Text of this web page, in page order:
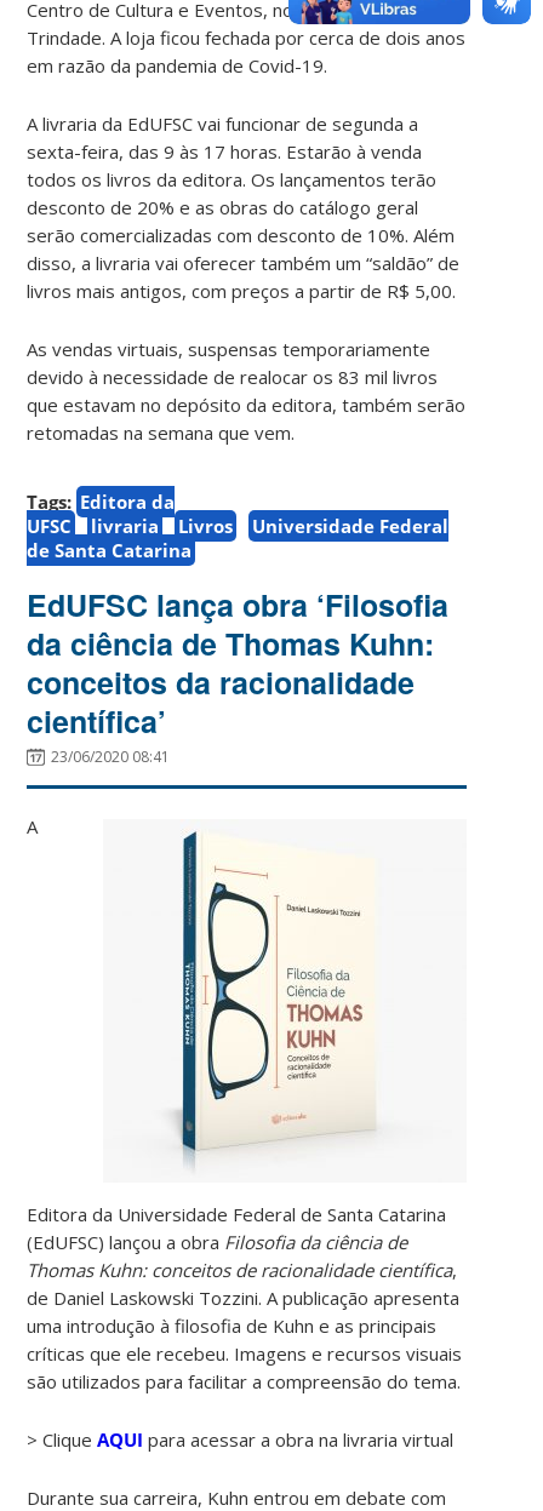
Centro de Cultura e Eventos, no campus da
Trindade. A loja ficou fechada por cerca de dois anos
em razão da pandemia de Covid-19.
A livraria da EdUFSC vai funcionar de segunda a
sexta-feira, das 9 às 17 horas. Estarão à venda
todos os livros da editora. Os lançamentos terão
desconto de 20% e as obras do catálogo geral
serão comercializadas com desconto de 10%. Além
disso, a livraria vai oferecer também um “saldão” de
livros mais antigos, com preços a partir de R$ 5,00.
As vendas virtuais, suspensas temporariamente
devido à necessidade de realocar os 83 mil livros
que estavam no depósito da editora, também serão
retomadas na semana que vem.
Tags: Editora da
UFSC
livraria Livros
Universidade Federal
de Santa Catarina
EdUFSC lança obra ‘Filosofia
da ciência de Thomas Kuhn:
conceitos da racionalidade
científica’
23/06/2020 08:41
A
Editora da Universidade Federal de Santa Catarina
(EdUFSC) lançou a obra Filosofia da ciência de
Thomas Kuhn: conceitos de racionalidade científica,
de Daniel Laskowski Tozzini. A publicação apresenta
uma introdução à filosofia de Kuhn e as principais
críticas que ele recebeu. Imagens e recursos visuais
são utilizados para facilitar a compreensão do tema.
> CliqueAQUI para acessar a obra na livraria virtual
Durante sua carreira, Kuhn entrou em debate com